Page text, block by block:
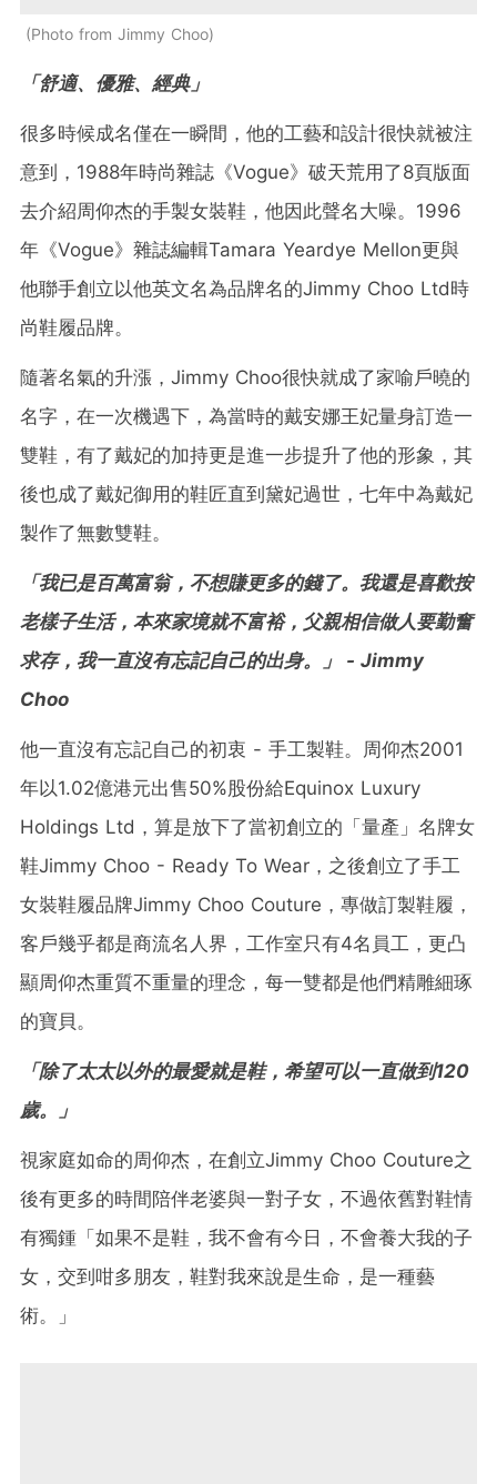
Photo from Jimmy Choo
「舒適、優雅、經典」
很多時候成名僅在一瞬間，他的工藝和設計很快就被注
意到，1988年時尚雜誌《Vogue》破天荒用了8頁版面
去介紹周仰杰的手製女裝鞋，他因此聲名大噪。1996
年《Vogue》雜誌編輯Tamara Yeardye Mellon更與
他聯手創立以他英文名為品牌名的Jimmy Choo Ltd時
尚鞋履品牌。
隨著名氣的升漲，Jimmy Choo很快就成了家喻戶曉的
名字，在一次機遇下，為當時的戴安娜王妃量身訂造一
雙鞋，有了戴妃的加持更是進一步提升了他的形象，其
後也成了戴妃御用的鞋匠直到黛妃過世，七年中為戴妃
製作了無數雙鞋。
「我已是百萬富翁，不想賺更多的錢了。我還是喜歡按
老樣子生活，本來家境就不富裕，父親相信做人要勤奮
求存，我一直沒有忘記自己的出身。」 - Jimmy
Choo
他一直沒有忘記自己的初衷 - 手工製鞋。周仰杰2001
年以1.02億港元出售50%股份給Equinox Luxury
Holdings Ltd，算是放下了當初創立的「量產」名牌女
鞋Jimmy Choo - Ready To Wear，之後創立了手工
女裝鞋履品牌Jimmy Choo Couture，專做訂製鞋履，
客戶幾乎都是商流名人界，工作室只有4名員工，更凸
顯周仰杰重質不重量的理念，每一雙都是他們精雕細琢
的寶貝。
「除了太太以外的最愛就是鞋，希望可以一直做到120
歲。」
視家庭如命的周仰杰，在創立Jimmy Choo Couture之
後有更多的時間陪伴老婆與一對子女，不過依舊對鞋情
有獨鍾「如果不是鞋，我不會有今日，不會養大我的子
女，交到咁多朋友，鞋對我來說是生命，是一種藝
術。」